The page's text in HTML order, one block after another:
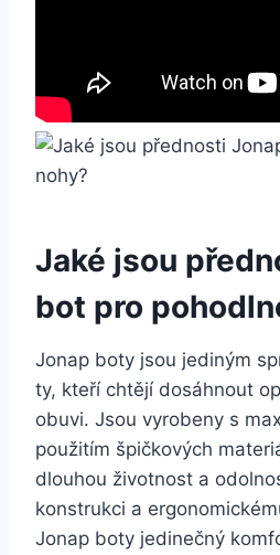
Jaké⁣ jsou
bot pro⁢
Jonap boty jsou jediným‌
ty, kteří chtějí dosáhnout​
obuvi. ⁤Jsou⁣ vyrobeny s
použitím špičkových
dlouhou životnost a
​konstrukci⁤ a
Jonap⁣ boty jedinečný